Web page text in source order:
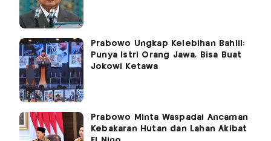
Prabowo Ungkap Kelebihan Bahlil:
Punya Istri Orang Jawa, Bisa Buat
Jokowi Ketawa
Prabowo Minta Waspadai Ancaman
Kebakaran Hutan dan Lahan Akibat